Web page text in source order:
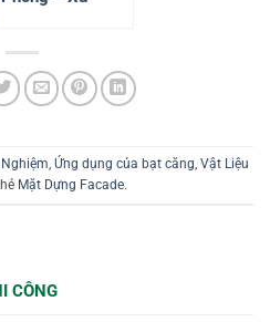
Ứng dụng của bạt căng Vật Liệu
Mặt Dựng Facade.
CÔNG